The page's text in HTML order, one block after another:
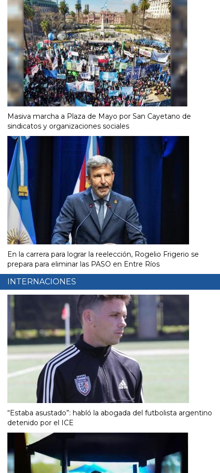
Masiva marcha a Plaza de Mayo por San Cayetano de
sindicatos y organizaciones sociales
En la carrera para lograr la reelección, Rogelio Frigerio se
prepara para eliminar las PASO en Entre Ríos
INTERNACIONES
“Estaba asustado”: habló la abogada del futbolista argentino
detenido por el ICE